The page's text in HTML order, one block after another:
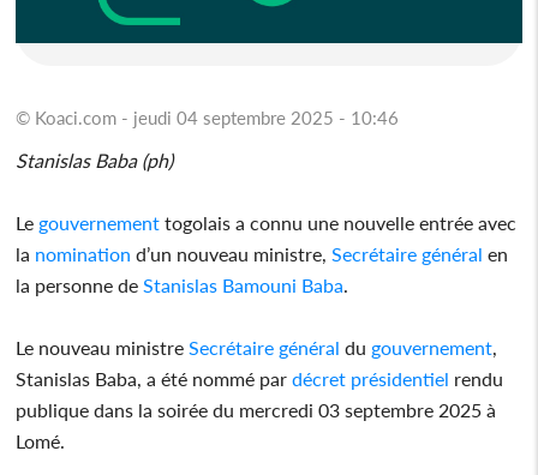
© Koaci.com - jeudi 04 septembre 2025 - 10:46
Stanislas Baba (ph)
Le gouvernement togolais a connu une nouvelle entrée avec
la nomination d’un nouveau ministre, Secrétaire général en
la personne de Stanislas Bamouni Baba
Le nouveau ministre Secrétaire général du gouvernement
Stanislas Baba, a été nommé par décret présidentiel rendu
publique dans la soirée du mercredi 03 septembre 2025 à
Lomé.